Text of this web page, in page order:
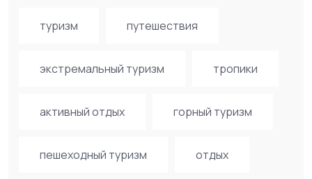
туризм путешествия
экстремальный туризм тропики
активный отдых горный туризм
пешеходный туризм отдых